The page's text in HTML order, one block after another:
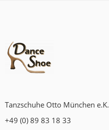
Tanzschuhe Otto München e.K.
+49 (0) 89 83 18 33